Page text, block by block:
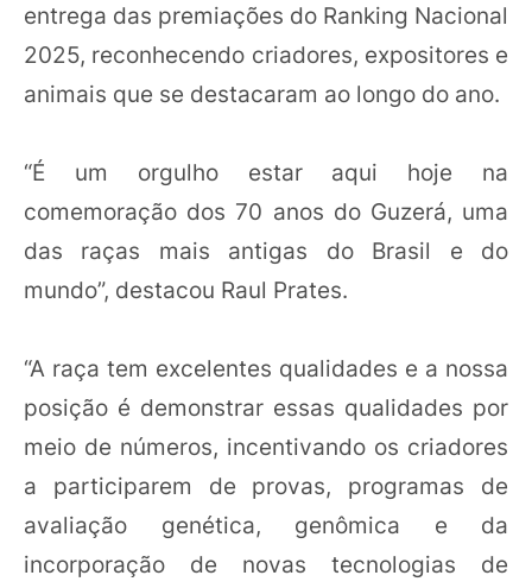
entrega das premiações do Ranking Nacional
2025, reconhecendo criadores, expositores e
animais que se destacaram ao longo do ano.
“É um orgulho estar aqui hoje na
comemoração dos 70 anos do Guzerá, uma
das raças mais antigas do Brasil e do
mundo”, destacou Raul Prates.
“A raça tem excelentes qualidades e a nossa
posição é demonstrar essas qualidades por
meio de números, incentivando os criadores
a participarem de provas, programas de
avaliação genética, genômica e da
incorporação de novas tecnologias de